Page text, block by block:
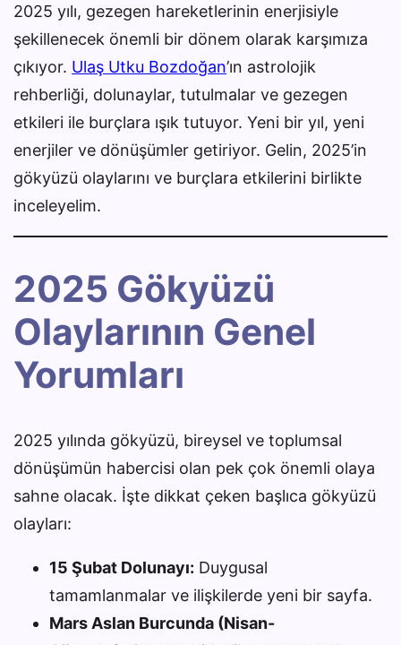
2025 yılı, gezegen hareketlerinin enerjisiyle
şekillenecek önemli bir dönem olarak karşımıza
çıkıyor. Ulaş Utku Bozdoğan’ın astrolojik
rehberliği, dolunaylar, tutulmalar ve gezegen
etkileri ile burçlara ışık tutuyor. Yeni bir yıl, yeni
enerjiler ve dönüşümler getiriyor. Gelin, 2025’in
gökyüzü olaylarını ve burçlara etkilerini birlikte
inceleyelim.
2025 Gökyüzü
Olaylarının Genel
Yorumları
2025 yılında gökyüzü, bireysel ve toplumsal
dönüşümün habercisi olan pek çok önemli olaya
sahne olacak. İşte dikkat çeken başlıca gökyüzü
olayları:
15 Şubat Dolunayı: Duygusal
tamamlanmalar ve ilişkilerde yeni bir sayfa.
Mars Aslan Burcunda (Nisan-